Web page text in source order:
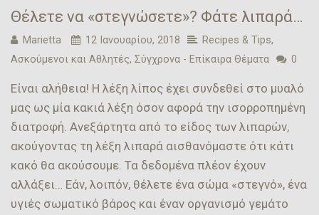
Θέλετε να «στεγνώσετε»? Φάτε λιπαρά…
Marietta 12 Ιανουαρίου, 2018 Recipes & Tips,
Ασκούμενοι και Αθλητές, Σύγχρονα - Επίκαιρα Θέματα 0
Είναι αλήθεια! Η λέξη λίπος έχει συνδεθεί στο μυαλό
μας ως μία κακιά λέξη όσον αφορά την ισορροπημένη
διατροφή. Ανεξάρτητα από το είδος των λιπαρών,
ακούγοντας τη λέξη λιπαρά αισθανόμαστε ότι κάτι
κακό θα ακούσουμε. Τα δεδομένα πλέον έχουν
αλλάξει… Εάν, λοιπόν, θέλετε ένα σώμα «στεγνό», ένα
υγιές σωματικό βάρος και έναν οργανισμό γεμάτο